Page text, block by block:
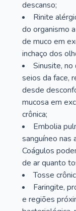
descanso;
Rinite
do organismo
de muco em
inchaço dos
Sinusite,
seios da face,
desde
mucosa em
crônica;
Embolia
sanguíneo nas
Coágulos
de ar quanto
Tosse
Faringite,
e regiões